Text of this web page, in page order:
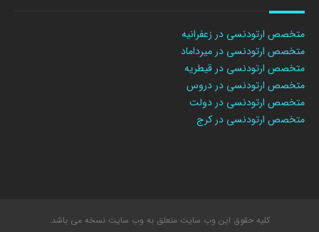
متخصص ارتودنسی در زعفرانیه
متخصص ارتودنسی در میرداماد
متخصص ارتودنسی در قیطریه
متخصص ارتودنسی در دروس
متخصص ارتودنسی در دولت
متخصص ارتودنسی در کرج
کلیه حقوق این وب سایت متعلق به وب سایت نسخه می باشد.